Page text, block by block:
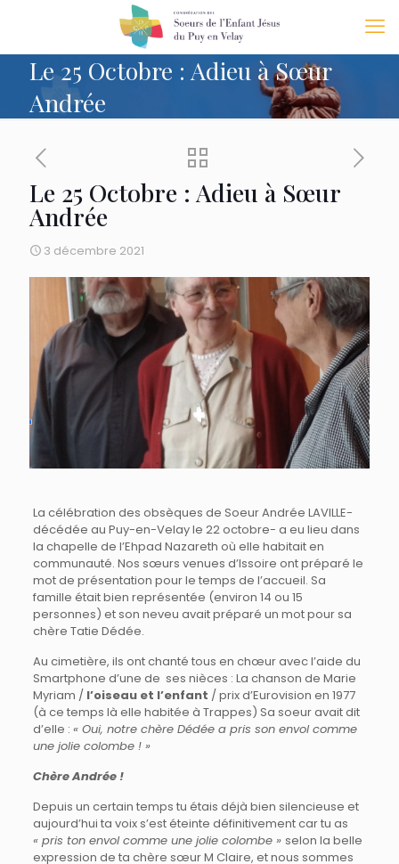
Le 25 Octobre : Adieu à Sœur
Andrée
Le 25 Octobre : Adieu à Sœur
Andrée
3 décembre 2021
La célébration des obsèques de Soeur Andrée LAVILLE-
décédée au Puy-en-Velay le 22 octobre- a eu lieu dans
la chapelle de l’Ehpad Nazareth où elle habitait en
communauté. Nos sœurs venues d’Issoire ont préparé le
mot de présentation pour le temps de l’accueil. Sa
famille était bien représentée (environ 14 ou 15
personnes) et son neveu avait préparé un mot pour sa
chère Tatie Dédée.
Au cimetière, ils ont chanté tous en chœur avec l’aide du
Smartphone d’une de ses nièces : La chanson de Marie
Myriam / l’oiseau et l’enfant / prix d’Eurovision en 1977
(à ce temps là elle habitée à Trappes) Sa soeur avait dit
d’elle : « Oui, notre chère Dédée a pris son envol comme
une jolie colombe ! »
Chère Andrée !
Depuis un certain temps tu étais déjà bien silencieuse et
aujourd’hui ta voix s’est éteinte définitivement car tu as
« pris ton envol comme une jolie colombe » selon la belle
expression de ta chère sœur M Claire, et nous sommes